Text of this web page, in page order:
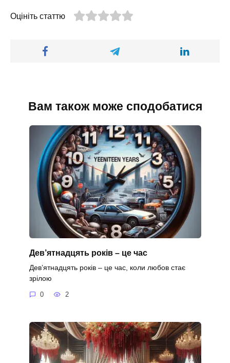
Оцініть статтю
Вам також може сподобатися
Дев’ятнадцять років – це час
Дев’ятнадцять років – це час, коли любов стає
зрілою
0 2